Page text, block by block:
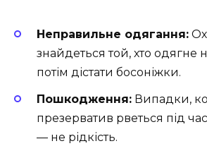
Неправильне одягання:
знайдеться той, хто одягне
потім дістати босоніжки.
Пошкодження: Випадки,
презерватив рветься під
— не рідкість.